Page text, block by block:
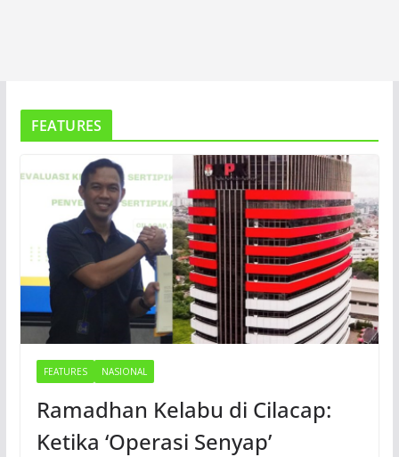
FEATURES
FEATURES NASIONAL
Ramadhan Kelabu di Cilacap:
Ketika ‘Operasi Senyap’